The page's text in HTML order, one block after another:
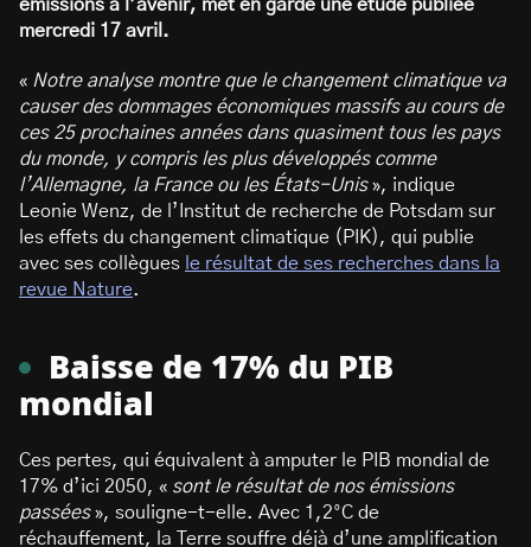
émissions à l’avenir, met en garde une étude publiée
mercredi 17 avril.
« Notre analyse montre que le changement climatique va
causer des dommages économiques massifs au cours de
ces 25 prochaines années dans quasiment tous les pays
du monde, y compris les plus développés comme
l’Allemagne, la France ou les États-Unis», indique
Leonie Wenz, de l’Institut de recherche de Potsdam sur
les effets du changement climatique (PIK), qui publie
avec ses collègues le résultat de ses recherches dans la
revue Nature.
Baisse de 17% du PIB
mondial
Ces pertes, qui équivalent à amputer le PIB mondial de
17% d’ici 2050, « sont le résultat de nos émissions
passées», souligne-t-elle. Avec 1,2°C de
réchauffement, la Terre souffre déjà d’une amplification